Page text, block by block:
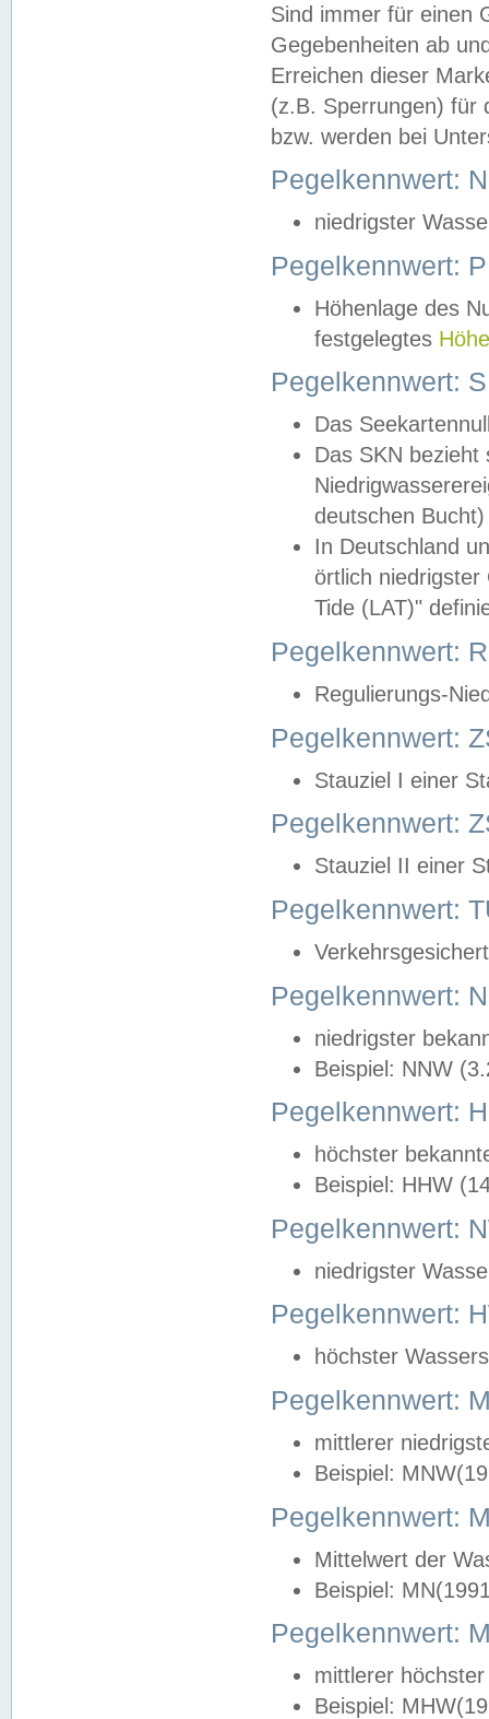
Sind immer für einen
Gegebenheiten ab
Erreichen dieser
(z.B. Sperrungen) für
bzw. werden bei
Pegelkennwert:
niedrigster
Pegelkennwert:
Höhenlage des
festgelegtes
Pegelkennwert:
Das
Das SKN
deutschen
In Deutschland
örtlich
Tide (LAT)"
Pegelkennwert:
Regulierungs-
Pegelkennwert:
Stauziel I einer
Pegelkennwert:
Stauziel II einer
Pegelkennwert:
Pegelkennwert:
niedrigster
Beispiel: NNW
Pegelkennwert:
höchster
Beispiel: HHW
Pegelkennwert:
niedrigster
Pegelkennwert:
höchster
Pegelkennwert:
mittlerer
Beispiel:
Pegelkennwert:
Mittelwert der
Beispiel:
Pegelkennwert:
mittlerer
Beispiel: